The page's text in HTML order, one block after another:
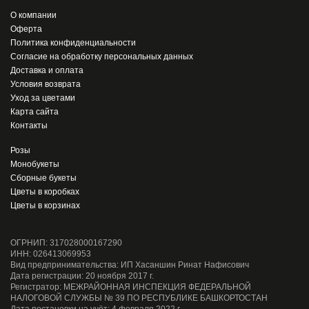
О компании
Оферта
Политика конфиденциальности
Согласие на обработку персональных данных
Доставка и оплата
Условия возврата
Уход за цветами
Карта сайта
Контакты
Розы
Монобукеты
Сборные букеты
Цветы в коробках
Цветы в корзинах
ОГРНИП: 317028000167290
ИНН: 026413069953
Вид предпринимательства: ИП Хасаншин Ринат Нафисович
Дата регистрации: 20 ноября 2017 г.
Регистратор: МЕЖРАЙОННАЯ ИНСПЕКЦИЯ ФЕДЕРАЛЬНОЙ
НАЛОГОВОЙ СЛУЖБЫ № 39 ПО РЕСПУБЛИКЕ БАШКОРТОСТАН